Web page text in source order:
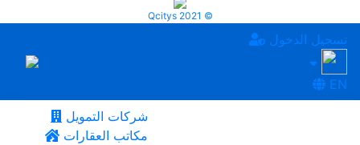
Qcitys 2021 ©
تسجيل الدخول
EN
شركات التمويل
مكاتب العقارات